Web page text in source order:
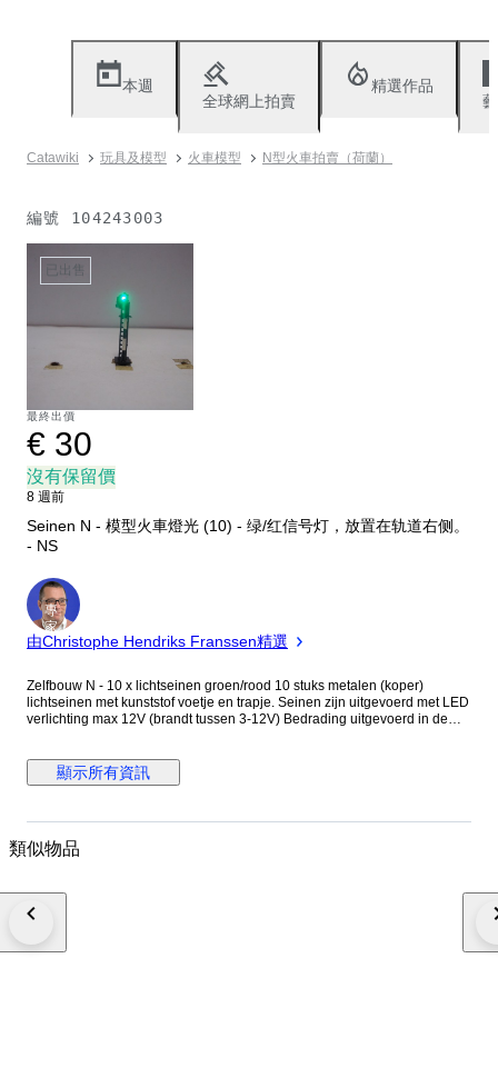
本週
全球網上拍賣
精選作品
Catawiki 玩具及模型 火車模型 N型火車拍賣（荷蘭）
編號 104243003
已出售
最終出價
€ 30
沒有保留價
8 週前
Seinen N - 模型火車燈光 (10) - 绿/红信号灯，放置在轨道右侧。
- NS
專
家
由Christophe Hendriks Franssen精選
Zelfbouw N - 10 x lichtseinen groen/rood 10 stuks metalen (koper)
lichtseinen met kunststof voetje en trapje. Seinen zijn uitgevoerd met LED
verlichting max 12V (brandt tussen 3-12V) Bedrading uitgevoerd in de
plaatsing rechts van het spoor. (lichtbak links) De leds branden op zowel
gelijk- als wisselstroom maar gelijkstroom is beter omdat de leds dan veel
treinbeinvloedingsfunctie Zie foto's voor een goede indruk van het
verzekerd verzonden PostNL
顯示所有資訊
類似物品